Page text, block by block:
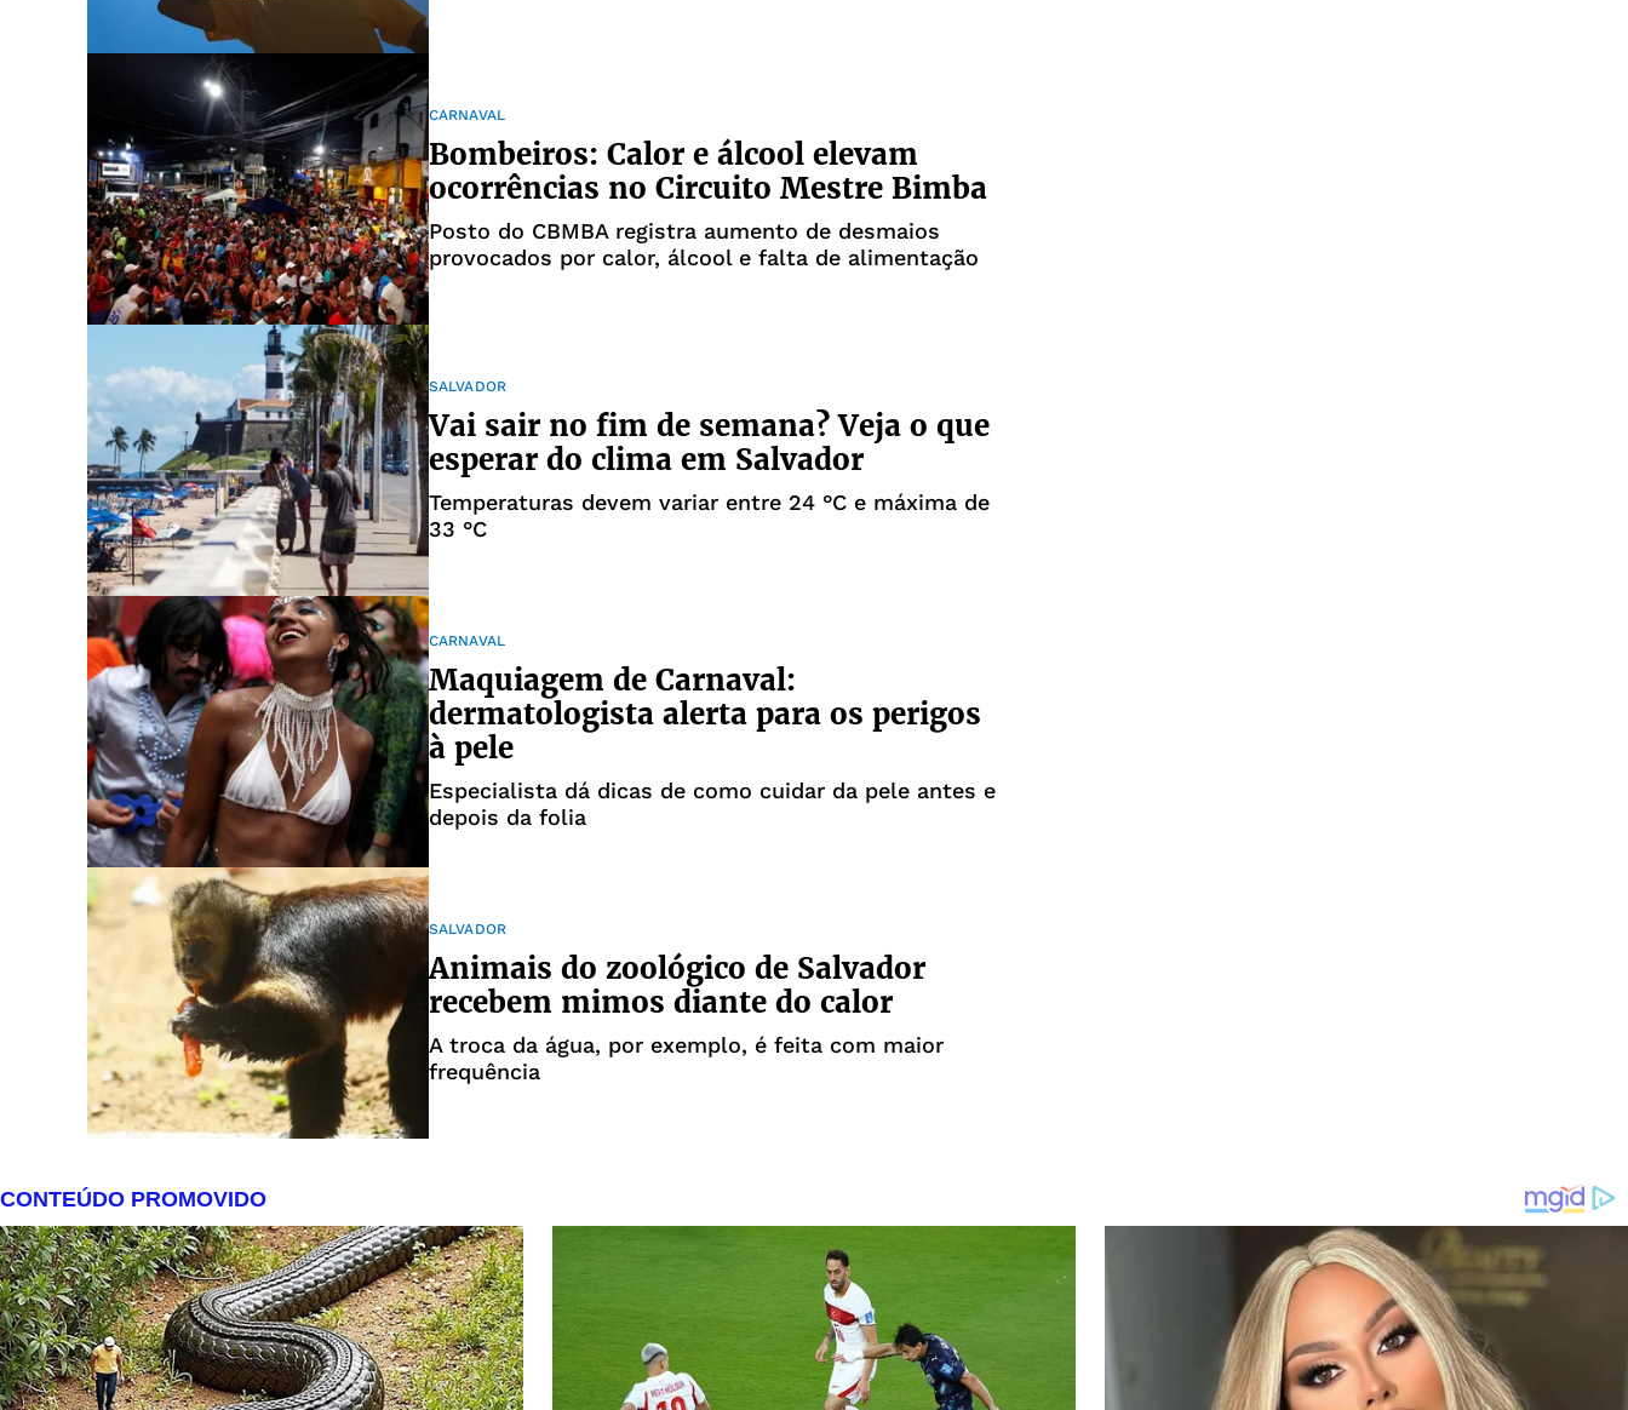
CARNAVAL
Bombeiros: Calor e álcool elevam
ocorrências no Circuito Mestre Bimba
Posto do CBMBA registra aumento de desmaios
provocados por calor, álcool e falta de alimentação
SALVADOR
Vai sair no fim de semana? Veja o que
esperar do clima em Salvador
Temperaturas devem variar entre 24 °C e máxima de
33 °C
CARNAVAL
Maquiagem de Carnaval:
dermatologista alerta para os perigos
à pele
Especialista dá dicas de como cuidar da pele antes e
depois da folia
SALVADOR
Animais do zoológico de Salvador
recebem mimos diante do calor
A troca da água, por exemplo, é feita com maior
frequência